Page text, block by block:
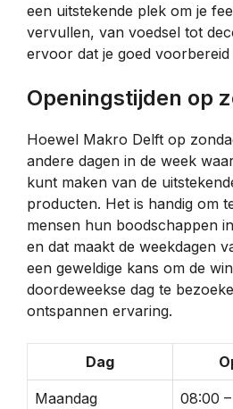
een uitstekende plek om je
vervullen, van voedsel tot
ervoor dat je goed voorbereid
Openingstijden op
Hoewel Makro Delft op
andere dagen in de week
kunt maken van de
producten. Het is handig om
mensen hun boodschappen
en dat maakt de weekdagen
een geweldige kans om de
doordeweekse dag te
ontspannen ervaring.
Dag
Maandag 08:00